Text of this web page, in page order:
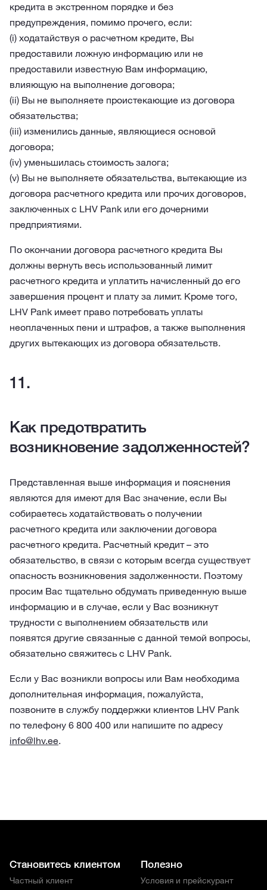
кредита в экстренном порядке и без
предупреждения, помимо прочего, если:
(i) ходатайствуя о расчетном кредите, Вы
предоставили ложную информацию или не
предоставили известную Вам информацию,
влияющую на выполнение договора;
(ii) Вы не выполняете проистекающие из договора
обязательства;
(iii) изменились данные, являющиеся основой
договора;
(iv) уменьшилась стоимость залога;
(v) Вы не выполняете обязательства, вытекающие из
договора расчетного кредита или прочих договоров,
заключенных с LHV Pank или его дочерними
предприятиями.
По окончании договора расчетного кредита Вы
должны вернуть весь использованный лимит
расчетного кредита и уплатить начисленный до его
завершения процент и плату за лимит. Кроме того,
LHV Pank имеет право потребовать уплаты
неоплаченных пени и штрафов, а также выполнения
других вытекающих из договора обязательств.
Как предотвратить
возникновение задолженностей?
Представленная выше информация и пояснения
являются для имеют для Вас значение, если Вы
собираетесь ходатайствовать о получении
расчетного кредита или заключении договора
расчетного кредита. Расчетный кредит – это
обязательство, в связи с которым всегда существует
опасность возникновения задолженности. Поэтому
просим Вас тщательно обдумать приведенную выше
информацию и в случае, если у Вас возникнут
трудности с выполнением обязательств или
появятся другие связанные с данной темой вопросы,
обязательно свяжитесь с LHV Pank.
Если у Вас возникли вопросы или Вам необходима
дополнительная информация, пожалуйста,
позвоните в службу поддержки клиентов LHV Pank
по телефону 6 800 400 или напишите по адресу
info@lhv.ee.
Становитесь клиентом
Частный клиент
Полезно
Условия и прейскурант